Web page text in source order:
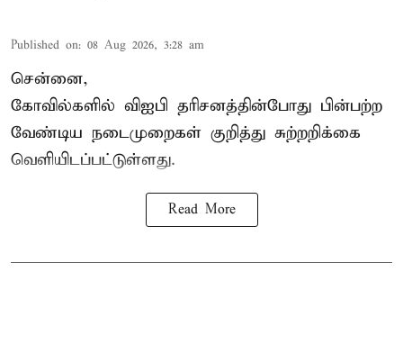
Published on: 08 Aug 2026, 3:28 am
சென்னை,
கோவில்களில் விஐபி தரிசனத்தின்போது பின்பற்ற
வேண்டிய நடைமுறைகள் குறித்து சுற்றறிக்கை
வெளியிடப்பட்டுள்ளது.
Read More